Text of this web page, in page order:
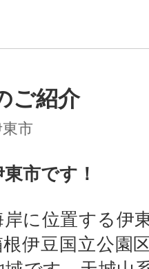
ご紹介
市
市です！
に位置する伊
伊豆国立公園